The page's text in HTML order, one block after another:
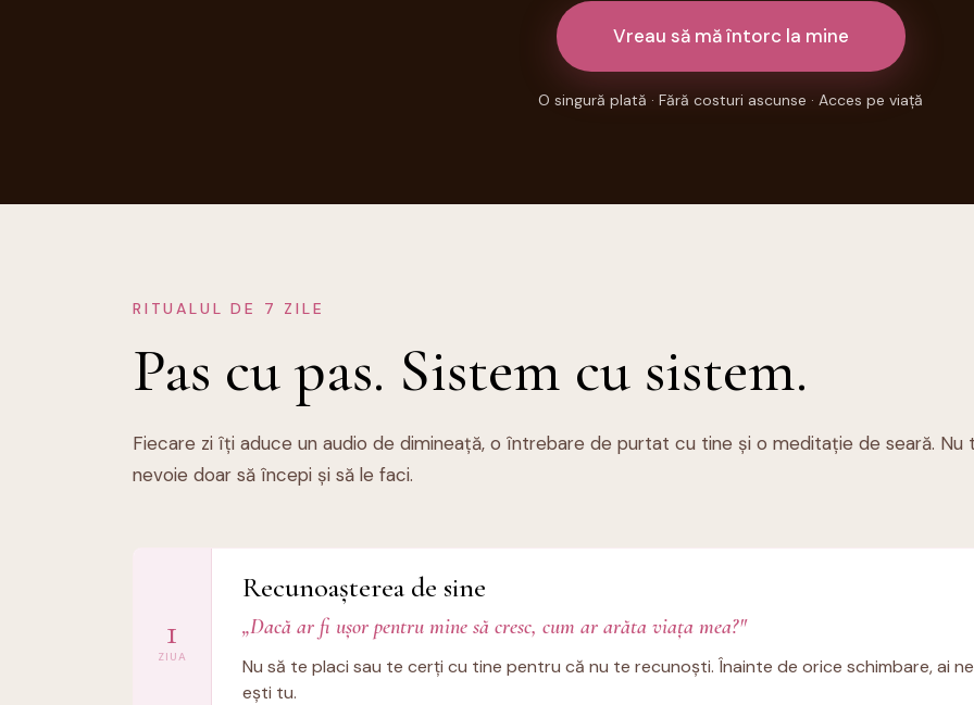
Vreau să mă întorc la mine
O singură plată · Fără costuri ascunse · Acces pe viață
RITUALUL DE 7 ZILE
Pas cu pas. Sistem cu sistem.
Fiecare zi îți aduce un audio de dimineață, o întrebare de purtat cu tine și o meditație de seară.
nevoie doar să începi și să le faci.
1
ZIUA
Recunoașterea de sine
„Dacă ar fi ușor pentru mine să cresc, cum ar arăta viața mea?"
Nu să te placi sau te cerți cu tine pentru că nu te recunoști. Înainte de orice schimbare, ai
ești tu.